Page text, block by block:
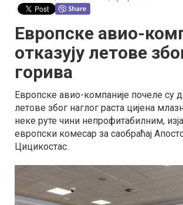
Европске авио-
отказују летове
горива
Европске авио-компаније почеле су
летове због наглог раста цијена
неке руте чини непрофитабилним,
европски комесар за саобраћај
Цицикостас.